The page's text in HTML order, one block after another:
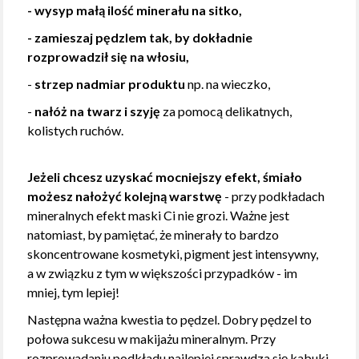
- wysyp małą ilość minerału na sitko,
- zamieszaj pędzlem tak, by dokładnie
rozprowadził się na włosiu,
- strzep nadmiar produktu np. na wieczko,
- nałóż na twarz i szyję za pomocą delikatnych,
kolistych ruchów.
Jeżeli chcesz uzyskać mocniejszy efekt, śmiało
możesz nałożyć kolejną warstwę - przy podkładach
mineralnych efekt maski Ci nie grozi. Ważne jest
natomiast, by pamiętać, że minerały to bardzo
skoncentrowane kosmetyki, pigment jest intensywny,
a w związku z tym w większości przypadków - im
mniej, tym lepiej!
Następna ważna kwestia to pędzel. Dobry pędzel to
połowa sukcesu w makijażu mineralnym. Przy